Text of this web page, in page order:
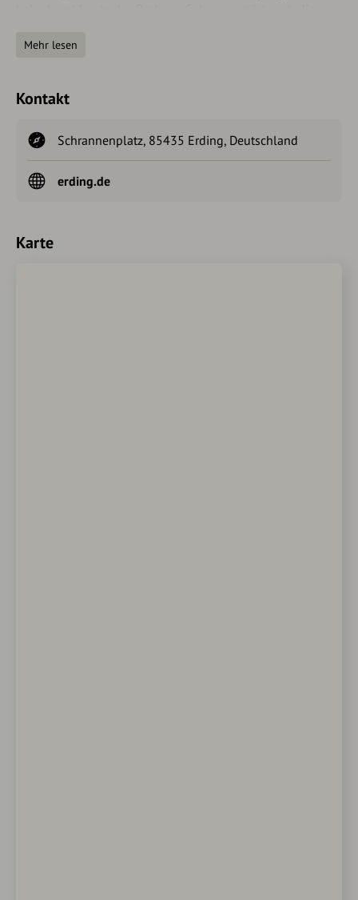
Turm, welche tagsüber geöffnet ist.
fast mediterranes Flair vermittelt, zählen außerdem der
Kleine Platz und die Flaniermeile Lange Zeile.
Mehr lesen
Kontakt
Schrannenplatz, 85435 Erding, Deutschland
erding.de
Karte